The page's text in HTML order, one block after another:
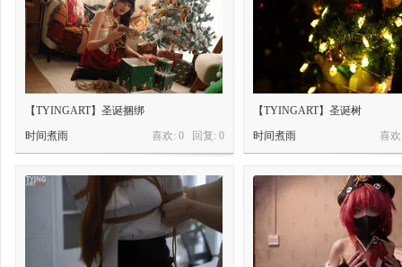
【TYINGART】圣诞捆绑
喜欢: 0 回复: 0
时间煮雨
【TYINGART】圣诞树
喜
时间煮雨